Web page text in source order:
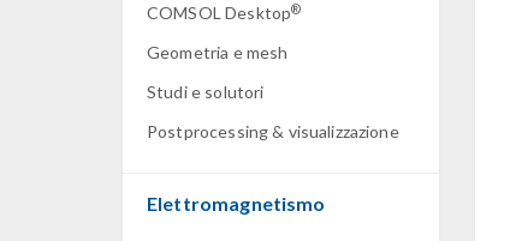
COMSOL Desktop®
Geometria e mesh
Studi e solutori
Postprocessing & visualizzazione
Elettromagnetismo